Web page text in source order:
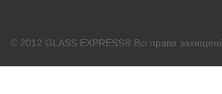
© 2012 GLASS EXPRESS® Всі права захищені.